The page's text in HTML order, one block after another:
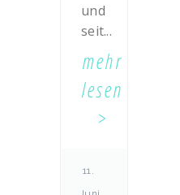
und
seit...
mehr
lesen
11.